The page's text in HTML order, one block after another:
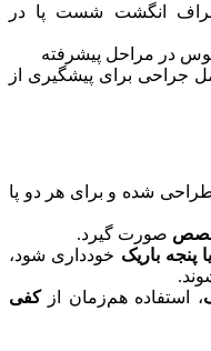
انگشت شست پا در
در مراحل پیشرفته
برای پیشگیری از
شده و برای هر دو پا
صورت گیرد.
پنجه باریک خودداری شود،
، استفاده هم‌زمان ازکفی